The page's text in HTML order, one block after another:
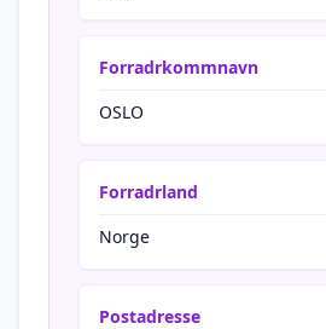
Forradrkommnavn
OSLO
Forradrland
Norge
Postadresse